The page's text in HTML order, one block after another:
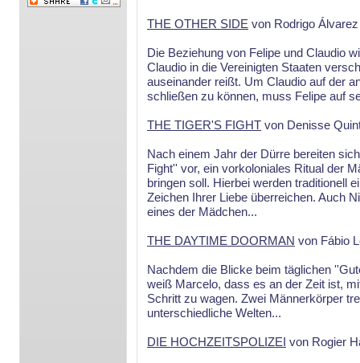
THE OTHER SIDE von Rodrigo
Die Beziehung von Felipe und Claudio
Claudio in die Vereinigten Staaten
auseinander reißt. Um Claudio auf der
schließen zu können, muss Felipe auf
THE TIGER'S FIGHT von Denisse
Nach einem Jahr der Dürre bereiten
Fight'' vor, ein vorkoloniales Ritual der
bringen soll. Hierbei werden traditionell
Zeichen Ihrer Liebe überreichen. Auch
eines der Mädchen...
THE DAYTIME DOORMAN von Fábio
Nachdem die Blicke beim täglichen
weiß Marcelo, dass es an der Zeit ist,
Schritt zu wagen. Zwei Männerkörper
unterschiedliche Welten...
DIE HOCHZEITSPOLIZEI von Rogier